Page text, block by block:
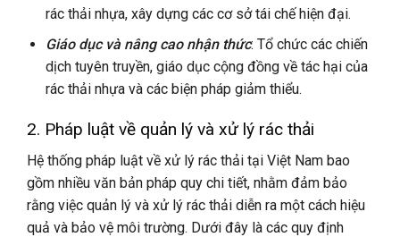
rác thải nhựa, xây dựng các cơ sở tái chế hiện đại.
Giáo dục và nâng cao nhận thức: Tổ chức các chiến
dịch tuyên truyền, giáo dục cộng đồng về tác hại của
rác thải nhựa và các biện pháp giảm thiểu.
2. Pháp luật về quản lý và xử lý rác thải
Hệ thống pháp luật về xử lý rác thải tại Việt Nam bao
gồm nhiều văn bản pháp quy chi tiết, nhằm đảm bảo
rằng việc quản lý và xử lý rác thải diễn ra một cách hiệu
quả và bảo vệ môi trường. Dưới đây là các quy định